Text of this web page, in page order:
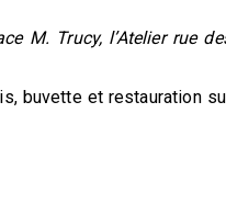
M. Trucy, l’Atelier rue
buvette et restauration